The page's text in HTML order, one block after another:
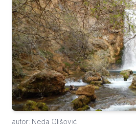
autor: Neda Glišović